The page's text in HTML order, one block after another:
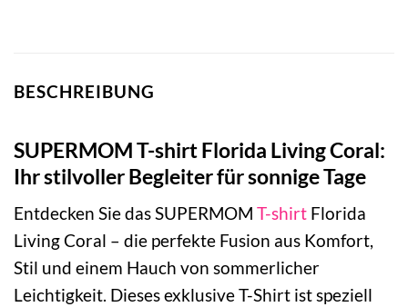
BESCHREIBUNG
SUPERMOM T-shirt Florida Living Coral:
Ihr stilvoller Begleiter für sonnige Tage
Entdecken Sie das SUPERMOM T-shirt Florida
Living Coral – die perfekte Fusion aus Komfort,
Stil und einem Hauch von sommerlicher
Leichtigkeit. Dieses exklusive T-Shirt ist speziell